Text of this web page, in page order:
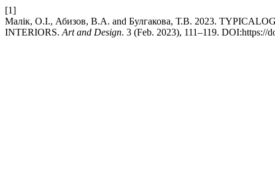
[1]
Малік, О.І., Абизов, В.А. and Булгакова, Т.В. 2023.
INTERIORS. Art and Design. 3 (Feb. 2023), 111–119. DOI:https://